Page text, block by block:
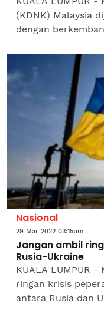
(KDNK) Malaysia
dengan
pertumbuhan 3.1
Nasional
29 Mar 2022 03:15pm
Jangan ambil
Rusia-Ukraine
KUALA LUMPUR
ringan krisis
antara Rusia dan